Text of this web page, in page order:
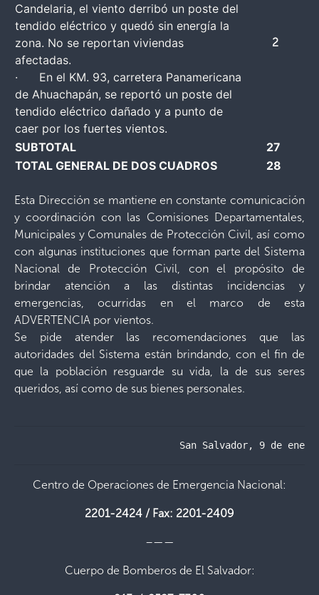
Candelaria, el viento derribó un poste del
tendido eléctrico y quedó sin energía la
zona. No se reportan viviendas
afectadas.
· En el KM. 93, carretera Panamericana
de Ahuachapán, se reportó un poste del
tendido eléctrico dañado y a punto de
caer por los fuertes vientos.
2
SUBTOTAL
27
TOTAL GENERAL DE DOS CUADROS
28
Esta Dirección se mantiene en constante comunicación
y coordinación con las Comisiones Departamentales,
Municipales y Comunales de Protección Civil, así como
con algunas instituciones que forman parte del Sistema
Nacional de Protección Civil, con el propósito de
brindar atención a las distintas incidencias y
emergencias, ocurridas en el marco de esta
ADVERTENCIA por vientos.
Se pide atender las recomendaciones que las
autoridades del Sistema están brindando, con el fin de
que la población resguarde su vida, la de sus seres
queridos, así como de sus bienes personales.
San Salvador, 9 de enero
Centro de Operaciones de Emergencia Nacional:
2201-2424 / Fax: 2201-2409
–——
Cuerpo de Bomberos de El Salvador: